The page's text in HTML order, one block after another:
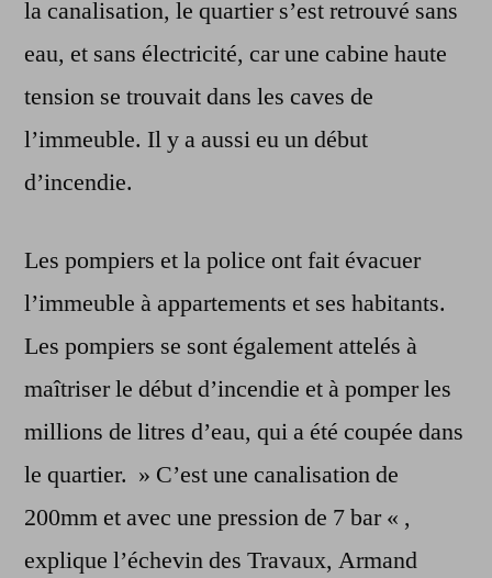
la canalisation, le quartier s’est retrouvé sans
eau, et sans électricité, car une cabine haute
tension se trouvait dans les caves de
l’immeuble. Il y a aussi eu un début
d’incendie.
Les pompiers et la police ont fait évacuer
l’immeuble à appartements et ses habitants.
Les pompiers se sont également attelés à
maîtriser le début d’incendie et à pomper les
millions de litres d’eau, qui a été coupée dans
le quartier. » C’est une canalisation de
200mm et avec une pression de 7 bar « ,
explique l’échevin des Travaux, Armand